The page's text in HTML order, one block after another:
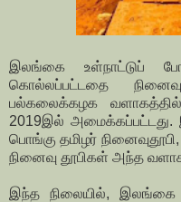
இலங்கை உள்நாட்டுப்
கொல்லப்பட்டதை
பல்கலைக்கழக வளாகத்தில்
2019இல்
பொங்கு தமிழர்
நினைவு தூபிகள் அந்த
இந்த நிலையில், இலங்கை